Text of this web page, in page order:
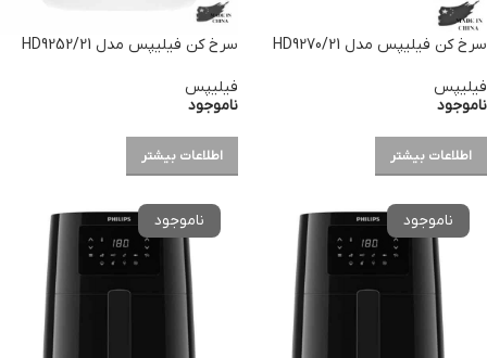
سرخ کن فیلیپس مدل HD9270/21
فیلیپس
ناموجود
اطلاعات بیشتر
سرخ کن فیلیپس مدل HD9252/21
فیلیپس
ناموجود
اطلاعات بیشتر